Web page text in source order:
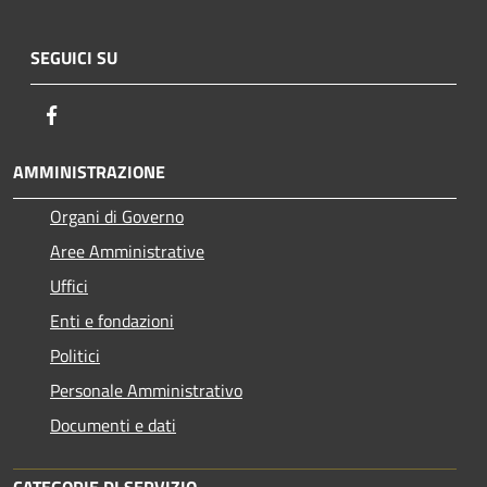
SEGUICI SU
AMMINISTRAZIONE
Organi di Governo
Aree Amministrative
Uffici
Enti e fondazioni
Politici
Personale Amministrativo
Documenti e dati